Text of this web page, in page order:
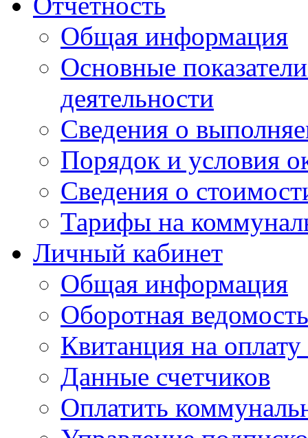
Общая информация
Основные
деятельности
Сведения о
Порядок и условия
Сведения о
Тарифы на
Личный кабинет
Общая информация
Оборотная ведомость
Квитанция на
Данные счетчиков
Оплатить